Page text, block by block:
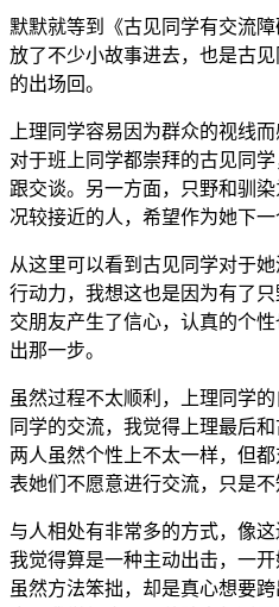
默默就等到《古见同学有交流
放了不少小故事进去，也是古
的出场回。
上理同学容易因为群众的视线
对于班上同学都崇拜的古见同
跟交谈。另一方面，只野和驯
况较接近的人，希望作为她下一
从这里可以看到古见同学对于
行动力，我想这也是因为有了
交朋友产生了信心，认真的个
出那一步。
虽然过程不太顺利，上理同学
同学的交流，我觉得上理最后
两人虽然个性上不太一样，但
表她们不愿意进行交流，只是不
与人相处有非常多的方式，像
我觉得算是一种主动出击，一
虽然方法笨拙，却是真心想要